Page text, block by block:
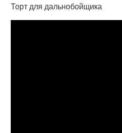
Торт для дальнобойщика